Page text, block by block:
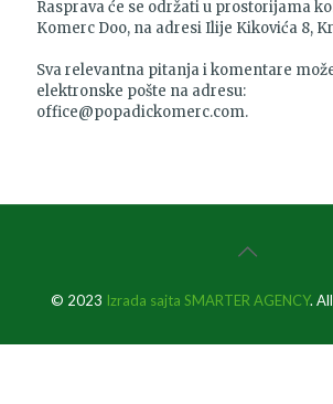
Rasprava će se održati u prostorijama
Komerc Doo, na adresi Ilije Kikovića 8,
Sva relevantna pitanja i komentare
elektronske pošte na adresu:
office@popadickomerc.com.
© 2023 Izrada sajta SMARTER AGENCY.